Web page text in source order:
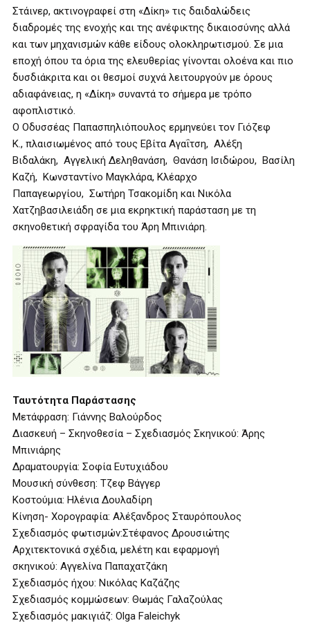
Στάινερ, ακτινογραφεί στη «Δίκη» τις δαιδαλώδεις
διαδρομές της ενοχής και της ανέφικτης δικαιοσύνης αλλά
και των μηχανισμών κάθε είδους ολοκληρωτισμού. Σε μια
εποχή όπου τα όρια της ελευθερίας γίνονται ολοένα και πιο
δυσδιάκριτα και οι θεσμοί συχνά λειτουργούν με όρους
αδιαφάνειας, η «Δίκη» συναντά το σήμερα με τρόπο
αφοπλιστικό.
Ο Οδυσσέας Παπασπηλιόπουλος ερμηνεύει τον Γιόζεφ
Κ., πλαισιωμένος από τους Εβίτα Αγαΐτση, Αλέξη
Βιδαλάκη, Αγγελική Δεληθανάση, Θανάση Ισιδώρου, Βασίλη
Καζή, Κωνσταντίνο Μαγκλάρα, Κλέαρχο
Παπαγεωργίου, Σωτήρη Τσακομίδη και Νικόλα
Χατζηβασιλειάδη σε μια εκρηκτική παράσταση με τη
σκηνοθετική σφραγίδα του Άρη Μπινιάρη.
Ταυτότητα Παράστασης
Μετάφραση: Γιάννης Βαλούρδος
Διασκευή – Σκηνοθεσία – Σχεδιασμός Σκηνικού: Άρης
Μπινιάρης
Δραματουργία: Σοφία Ευτυχιάδου
Μουσική σύνθεση: Τζεφ Βάγγερ
Κοστούμια: Ηλένια Δουλαδίρη
Κίνηση- Χορογραφία: Αλέξανδρος Σταυρόπουλος
Σχεδιασμός φωτισμών:Στέφανος Δρουσιώτης
Αρχιτεκτονικά σχέδια, μελέτη και εφαρμογή
σκηνικού: Αγγελίνα Παπαχατζάκη
Σχεδιασμός ήχου: Νικόλας Καζάζης
Σχεδιασμός κομμώσεων: Θωμάς Γαλαζούλας
Σχεδιασμός μακιγιάζ: Olga Faleichyk